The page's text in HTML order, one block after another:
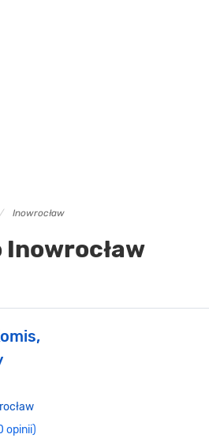
Inowrocław
Inowrocław
opinii)